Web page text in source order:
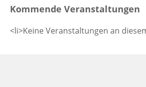
Kommende Veranstaltungen
<li>Keine Veranstaltungen an